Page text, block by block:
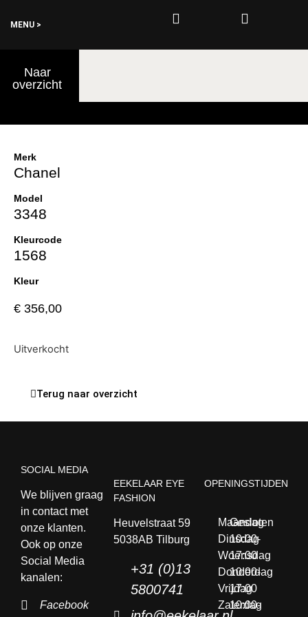
MENU >
Naar
overzicht
€0,00
Merk
Chanel
Model
3348
Kleurcode
1568
Kleur
€ 356,00
Uitverkocht
Terug naar overzicht
SOCIAL MEDIA
We blijven graag
in contact met
onze klanten.
Ook op onze
Social Media
kanalen:
Facebook
EEKELAAR EYE
FASHION
Heuvelstraat 59
5038AB Tilburg
+31 (0)13
5800741
OPENINGSTIJDEN
Maandag
Dinsdag
Woensdag
Donderdag
Vrijdag
Zaterdag
Gesloten
10:00-
17:00
10:00-
17:00
10:00-